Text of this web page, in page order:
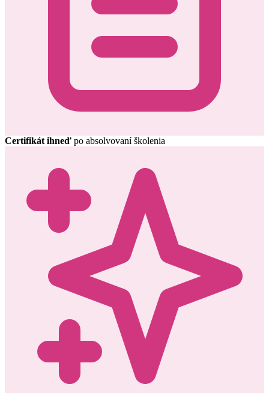
Certifikát ihneď po absolvovaní školenia